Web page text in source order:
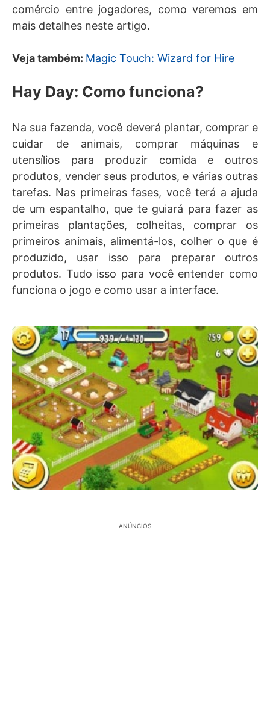
comércio entre jogadores, como veremos em
mais detalhes neste artigo.
Veja também: Magic Touch: Wizard for Hire
Hay Day: Como funciona?
Na sua fazenda, você deverá plantar, comprar e
cuidar de animais, comprar máquinas e
utensílios para produzir comida e outros
produtos, vender seus produtos, e várias outras
tarefas. Nas primeiras fases, você terá a ajuda
de um espantalho, que te guiará para fazer as
primeiras plantações, colheitas, comprar os
primeiros animais, alimentá-los, colher o que é
produzido, usar isso para preparar outros
produtos. Tudo isso para você entender como
funciona o jogo e como usar a interface.
ANÚNCIOS